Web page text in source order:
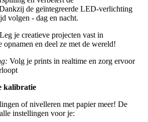
de geïntegreerde LED-verlichting
volgen - dag en nacht.
Leg je creatieve projecten vast in
opnamen en deel ze met de wereld!
Volg je prints in realtime en zorg ervoor
kalibratie
of nivelleren met papier meer! De
instellingen voor je: